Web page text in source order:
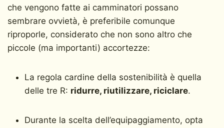
che vengono fatte ai camminatori possano
sembrare ovvietà, è preferibile comunque
riproporle, considerato che non sono altro che
piccole (ma importanti) accortezze:
La regola cardine della sostenibilità è quella
delle tre R: ridurre, riutilizzare, riciclare.
Durante la scelta dell’equipaggiamento, opta